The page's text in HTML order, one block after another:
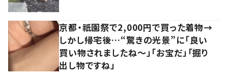
京都・祇園祭で2,000円で買った着物→
しかし帰宅後…“驚きの光景”に「良い
買い物されましたね～」「お宝だ」「掘り
出し物ですね」